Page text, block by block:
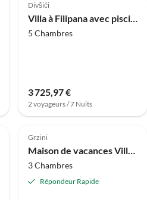
Divšići
Villa à Filipana avec piscine chauffée
5 Chambres
3 725,97 €
2 voyageurs / 7 Nuits
Annonce
5.0 (1)
Grzini
Maison de vacances Villa Léonika
3 Chambres
Répondeur Rapide